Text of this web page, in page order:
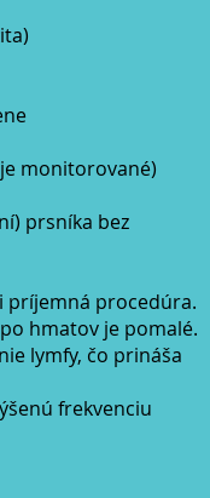
monitorované)
prsníka bez
príjemná procedúra.
hmatov je pomalé.
lymfy, čo prináša
frekvenciu